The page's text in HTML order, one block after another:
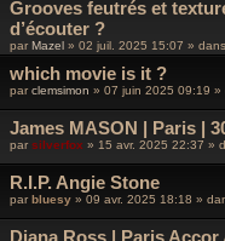
Grooves feutrés et
d’écouter ?
par Mazel » 02 juil. 2025 15:07 » dans
which movie is it ?
parclemsimon » 07 juin 2025 09:19 »
James MASON | Paris |
par silverfox » 15 avr. 2025 22:37 »
R.I.P. Angie Stone
parbluesy » 09 avr. 2025 18:18 »